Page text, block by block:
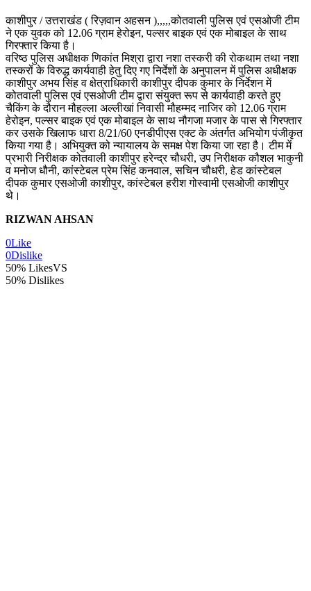
काशीपुर / उत्तराखंड ( रिज़वान अहसन ),,,,,कोतवाली पुलिस एवं एसओजी टीम
ने एक युवक को 12.06 ग्राम हेरोइन, पल्सर बाइक एवं एक मोबाइल के साथ
गिरफ्तार किया है।
वरिष्ठ पुलिस अधीक्षक णिकांत मिश्रा द्वारा नशा तस्करी की रोकथाम तथा नशा
तस्करों के विरुद्ध कार्यवाही हेतु दिए गए निर्देशों के अनुपालन में पुलिस अधीक्षक
काशीपुर अभय सिंह व क्षेत्राधिकारी काशीपुर दीपक कुमार के निर्देशन में
कोतवाली पुलिस एवं एसओजी टीम द्वारा संयुक्त रूप से कार्यवाही करते हुए
चैकिंग के दौरान मौहल्ला अल्लीखां निवासी मौहम्मद नाजिर को 12.06 ग्राम
हेरोइन, पल्सर बाइक एवं एक मोबाइल के साथ नौगजा मजार के पास से गिरफ्तार
कर उसके खिलाफ धारा 8/21/60 एनडीपीएस एक्ट के अंतर्गत अभियोग पंजीकृत
किया गया है। अभियुक्त को न्यायालय के समक्ष पेश किया जा रहा है। टीम में
प्रभारी निरीक्षक कोतवाली काशीपुर हरेन्द्र चौधरी, उप निरीक्षक कौशल भाकुनी
व मनोज धौनी, कांस्टेबल प्रेम सिंह कनवाल, सचिन चौधरी, हेड कांस्टेबल
दीपक कुमार एसओजी काशीपुर, कांस्टेबल हरीश गोस्वामी एसओजी काशीपुर
थे।
RIZWAN AHSAN
0Like
0Dislike
50% LikesVS
50% Dislikes